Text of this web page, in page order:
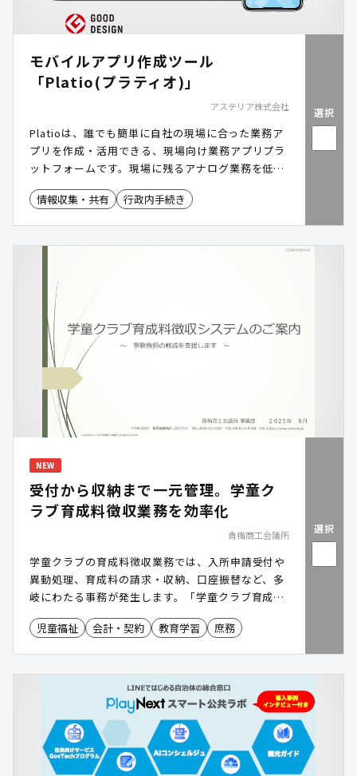
モバイルアプリ作成ツール
「Platio(プラティオ)」
アステリア株式会社
Platioは、誰でも簡単に自社の現場に合った業務ア
プリを作成・活用できる、現場向け業務アプリプラ
ットフォームです。現場に残るアナログ業務を低コ
ストかつスピーディにアプリ化し、現場のDXを推進
します。
情報収集・共有 行政内手続き
選択
NEW
受付から収納まで一元管理。学童ク
ラブ育成料徴収業務を効率化
青梅商工会議所
学童クラブの育成料徴収業務では、入所申請受付や
異動処理、育成料の請求・収納、口座振替など、多
岐にわたる事務が発生します。「学童クラブ育成料
徴収システム」は、20年以上にわたり自治体の要望
を反映しながら機能を改善し、自治体ごとの運用に
児童福祉 会計・契約 教育学習 庶務
選択